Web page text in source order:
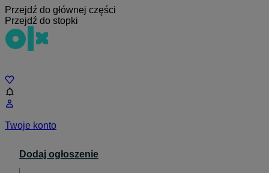
Przejdź do głównej części
Przejdź do stopki
Twoje konto
Dodaj ogłoszenie